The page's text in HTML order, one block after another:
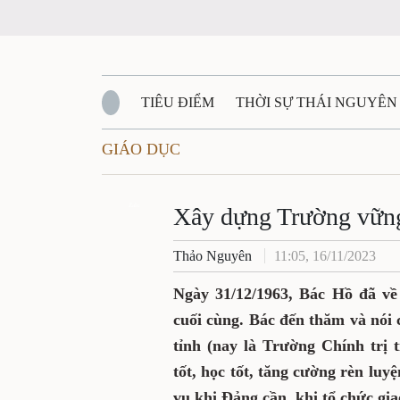
TIÊU ĐIỂM THỜI SỰ THÁI NGUYÊN
QUỐC PHÒNG - AN NINH
QUÊ HƯƠNG - ĐẤT NƯỚC QUỐC TẾ
VĂN BẢN, CHÍNH SÁCH MỚI VĂN
GIÁO DỤC
Xây dựng Trường
Thảo Nguyên 11:05, 16/11/2023
Ngày 31/12/1963, Bác
Nguyên lần cuối cùng.
viên, học viên Trường
Người nhắc nhở giáo